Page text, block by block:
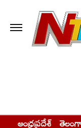
ఆంధ్రప్రదేశ్